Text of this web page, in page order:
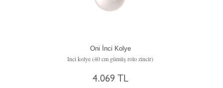
Oni İnci Kolye
Inci kolye (40 cm gümüş rolo zincir)
4.069 TL